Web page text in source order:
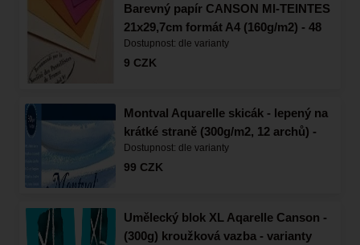
Barevný papír CANSON MI-TEINTES
21x29,7cm formát A4 (160g/m2) - 48
odstínů
Dostupnost: dle varianty
9 CZK
Montval Aquarelle skicák - lepený na
krátké straně (300g/m2, 12 archů) -
varianty
Dostupnost: dle varianty
99 CZK
Umělecký blok XL Aqarelle Canson -
(300g) kroužková vazba - varianty